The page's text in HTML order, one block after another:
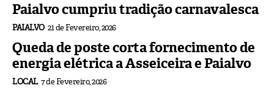
Paialvo cumpriu tradição carnavalesca
PAIALVO 21 de Fevereiro, 2026
Queda de poste corta fornecimento de
energia elétrica a Asseiceira e Paialvo
LOCAL 7 de Fevereiro, 2026